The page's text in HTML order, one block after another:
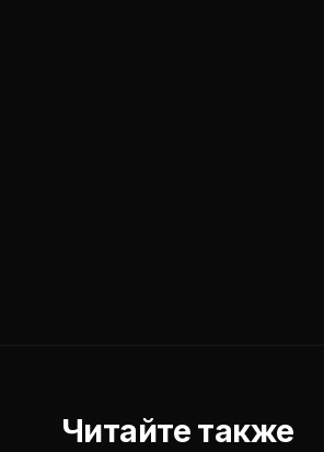
Читайте также